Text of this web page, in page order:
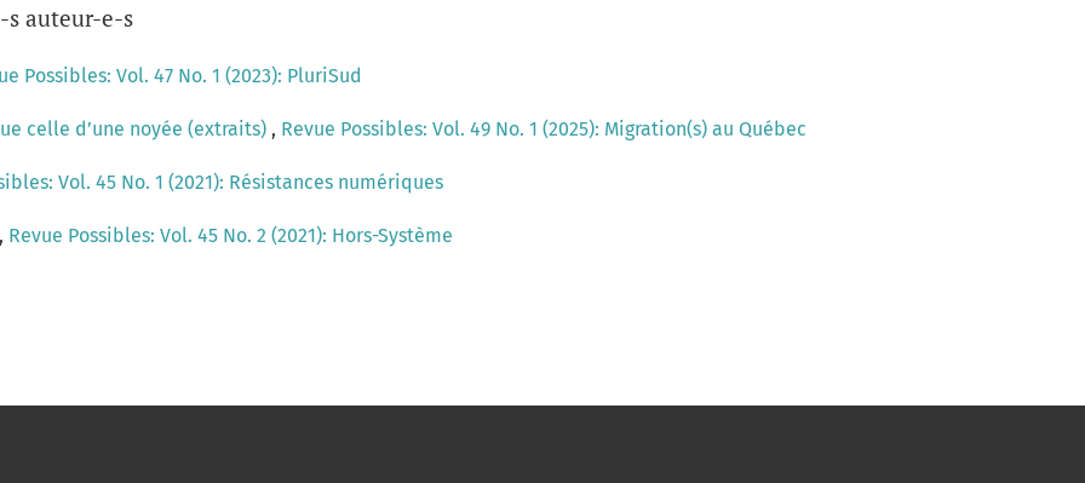
s auteur-e-s
Possibles: Vol. 47 No. 1 (2023): PluriSud
celle d’une noyée (extraits) , Revue Possibles: Vol. 49 No. 1 (2025): Migration(s) au Québec
Vol. 45 No. 1 (2021): Résistances numériques
, Revue Possibles: Vol. 45 No. 2 (2021): Hors-Système